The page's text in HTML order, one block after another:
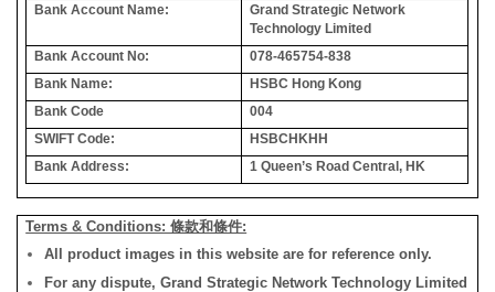
Bank Account Name:
Grand Strategic Network
Technology Limited
Bank Account No:
078-465754-838
Bank Name:
HSBC Hong Kong
Bank Code
004
SWIFT Code:
HSBCHKHH
Bank Address:
1 Queen’s Road Central, HK
Terms & Conditions: 條款和條件:
All product images in this website are for reference only.
For any dispute, Grand Strategic Network Technology Limited